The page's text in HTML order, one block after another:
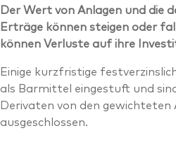
Der Wert von Anlagen und die
Erträge können steigen oder
können Verluste auf ihre
Einige kurzfristige
als Barmittel eingestuft und
Derivaten von den gewichteten
ausgeschlossen.